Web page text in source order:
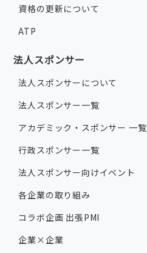
資格の更新について
ATP
法人スポンサー
法人スポンサーについて
法人スポンサー一覧
アカデミック・スポンサー 一覧
行政スポンサー一覧
法人スポンサー向けイベント
各企業の取り組み
コラボ企画 出張PMI
企業×企業